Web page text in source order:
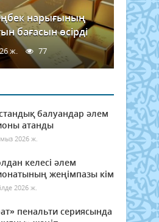
нарығының
бағасын өсірді
ж. 77
балуандар әлем
атанды
2026 ж.
келесі әлем
жеңімпазы кім
2026 ж.
пенальти сериясында